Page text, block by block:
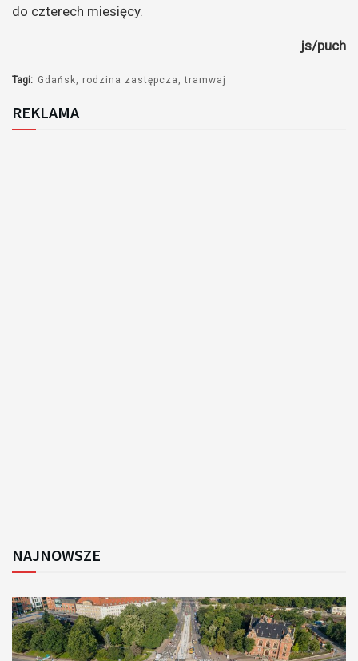
do czterech miesięcy.
js/puch
Tagi: Gdańsk rodzina zastępcza tramwaj
REKLAMA
NAJNOWSZE